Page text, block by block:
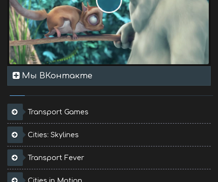
Мы ВКонтакте
Transport Games
Cities: Skylines
Transport Fever